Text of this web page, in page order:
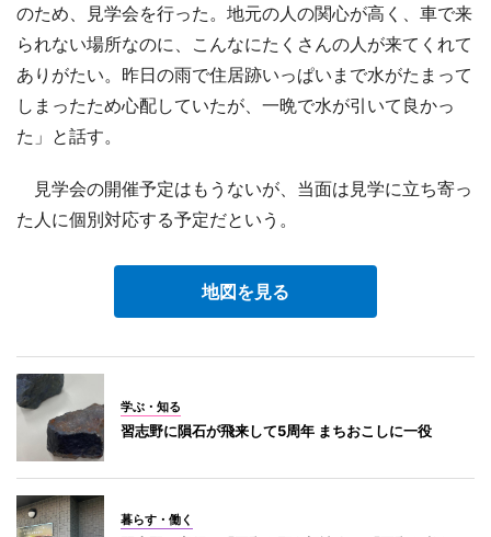
のため、見学会を行った。地元の人の関心が高く、車で来
られない場所なのに、こんなにたくさんの人が来てくれて
ありがたい。昨日の雨で住居跡いっぱいまで水がたまって
しまったため心配していたが、一晩で水が引いて良かっ
た」と話す。
見学会の開催予定はもうないが、当面は見学に立ち寄っ
た人に個別対応する予定だという。
地図を見る
学ぶ・知る
習志野に隕石が飛来して5周年 まちおこしに一役
暮らす・働く